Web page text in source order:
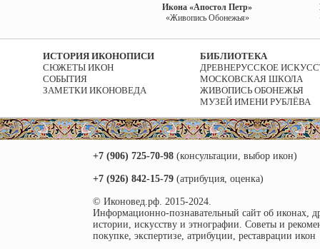
Икона «Апостол Петр»
«Живопись Обонежья»
ИСТОРИЯ ИКОНОПИСИ
СЮЖЕТЫ ИКОН
СОБЫТИЯ
ЗАМЕТКИ ИКОНОВЕДА
БИБЛИОТЕКА
ДРЕВНЕРУССКОЕ
МОСКОВСКАЯ ШКОЛА
ЖИВОПИСЬ ОБОНЕЖЬЯ
МУЗЕЙ ИМЕНИ РУБЛЁВА
+7 (906) 725-70-98 (консультации, выбор икон)
+7 (926) 842-15-79 (атрибуция, оценка)
© Иконовед.рф. 2015-2024.
Информационно-познавательный сайт об иконах,
истории, искусству и этнографии. Советы и
покупке, экспертизе, атрибуции, реставрации икон